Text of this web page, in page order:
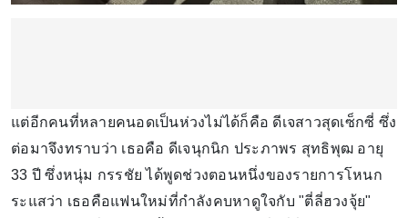
แต่อีกคนที่หลายคนอดเป็นห่วงไม่ได้ก็คือ ดีเจสาวสุดเซ็กซี่ ซึ่ง
ต่อมาจึงทราบว่า เธอคือ ดีเจนุกนิก ประภาพร สุทธิพุฒ อายุ
33 ปี ซึ่งหนุ่ม กรรชัย ได้พูดช่วงตอนหนึ่งของรายการโหนก
ระแสว่า เธอคือแฟนใหม่ที่กำลังคบหาดูใจกับ "ตี่ลี่ฮวงจุ้ย"